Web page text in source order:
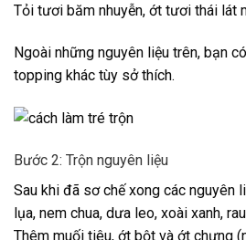
Tỏi tươi băm nhuyễn, ớt tươi thái lát
Ngoài những nguyên liệu trên, bạn
topping khác tùy sở thích.
Bước 2: Trộn nguyên liệu
Sau khi đã sơ chế xong các nguyên
lụa, nem chua, dưa leo, xoài xanh,
Thêm muối tiêu, ớt bột và ớt chưng